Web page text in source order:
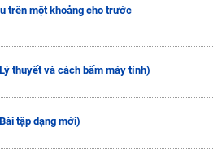
trên một khoảng cho trước
thuyết và cách bấm máy tính)
tập dạng mới)